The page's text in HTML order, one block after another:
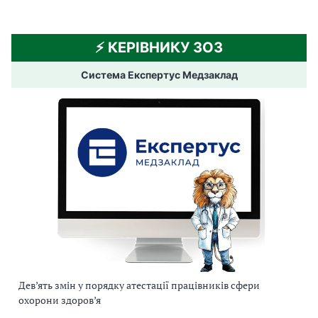
⚡️ КЕРІВНИКУ ЗОЗ
Система Експертус Медзаклад
Дев’ять змін у порядку атестації працівників сфери
охорони здоров’я